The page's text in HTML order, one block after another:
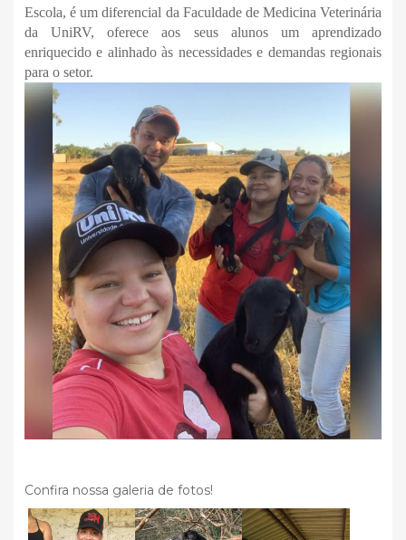
Escola, é um diferencial da Faculdade de Medicina Veterinária
da UniRV, oferece aos seus alunos um aprendizado
enriquecido e alinhado às necessidades e demandas regionais
para o setor.
Confira nossa galeria de fotos!